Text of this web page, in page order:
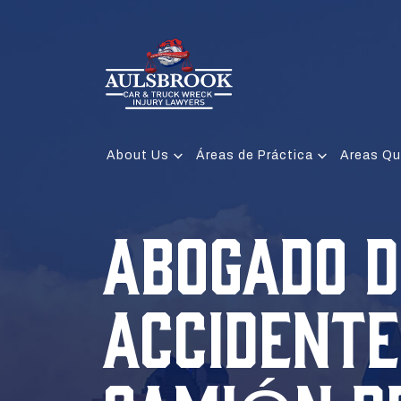
About Us Áreas de Práctica Areas
ABOGADO